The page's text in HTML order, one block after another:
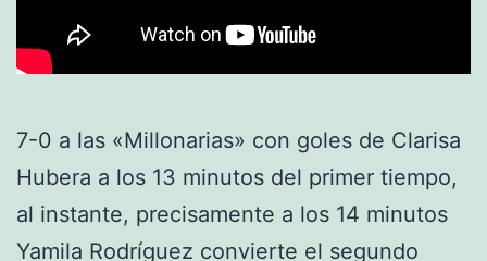
7-0 a las «Millonarias» con goles de Clarisa
Hubera a los 13 minutos del primer tiempo,
al instante, precisamente a los 14 minutos
Yamila Rodríguez convierte el segundo